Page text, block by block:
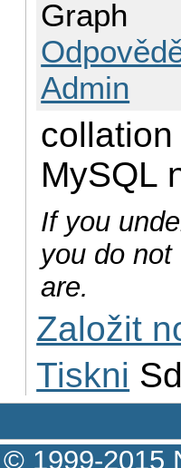
Graph
Admin
MySQL
If you
you do
are.
Založit
Tiskni
© 1999-2015